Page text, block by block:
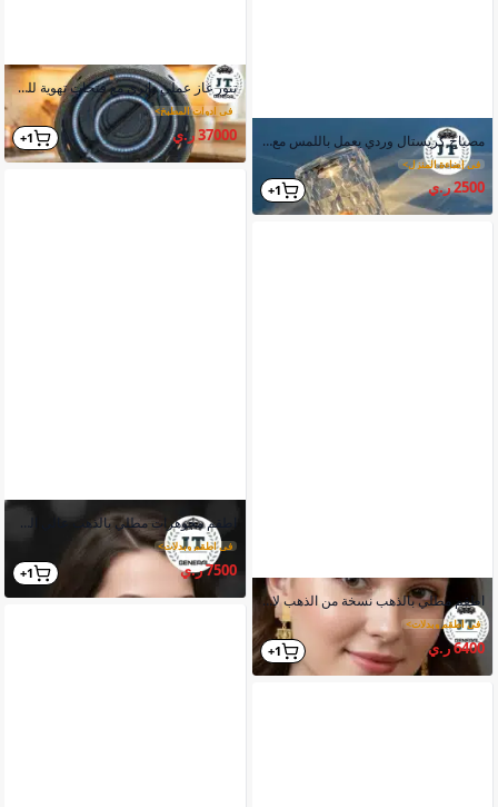
مصباح كريستال وردي يعمل باللمس مع جهاز تحكم عن بعد
في إضاءة المنزل>
2500 ر.ي 1+
اطقم مطلي بالذهب نسخة من الذهب لامعة وبراقة طلاء ممتاز عالي الجودة
في اطقم وبدلات>
6400 ر.ي 1+
تنور غاز عملي دائري مع فتحات تهوية للخبز والطبخ التقليدي
في أدوات المطبخ>
37000 ر.ي 1+
اطقم مجوهرات مطلي بالذهب عالي الجودة بثبات اللون
في اطقم وبدلات>
7500 ر.ي 1+